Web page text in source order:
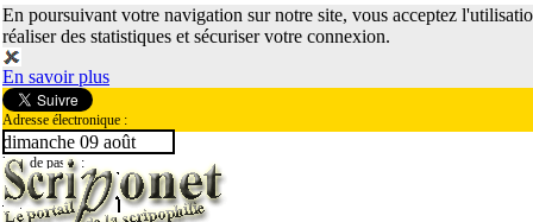
En poursuivant votre navigation sur notre site, vous acceptez
réaliser des statistiques et sécuriser votre connexion.
En savoir plus
Adresse électronique :
Mot de passe :
dimanche 09 août